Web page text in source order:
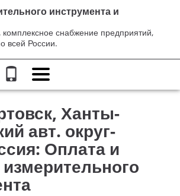
инструмента и
снабжение предприятий,
всей России.
Переключение
навигации
Ханты-
авт. округ-
Оплата и